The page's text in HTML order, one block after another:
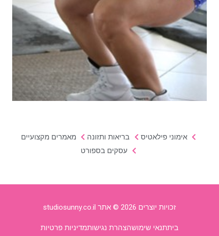
אימוני פילאטיס בריאות ותזונה
מאמרים מקצועיים
עסקים בספורט
זכויות יוצרים 2026 © אתר studiosunny.co.il
תנאי שימושהצהרת נגישותמדיניות פרטיות